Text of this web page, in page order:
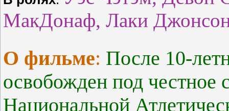
МакДонаф, Лаки
О фильме: После 10-
освобожден под
Национальной